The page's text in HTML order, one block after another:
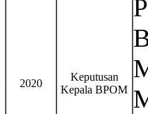
2020
Keputusan
Kepala BPOM